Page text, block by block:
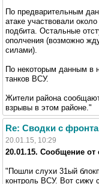
По предварительным
атаке участвовали
подбита. Остальные
ополчения (возможно
силами).
По некоторым данным в
танков ВСУ.
Жители района
взрывы в этом районе."
Re: Сводки с фронта
20.01.15, 10:29
20.01.15. Сообщение
"Пошли слухи 31ый
контроль ВСУ. Вот сижу